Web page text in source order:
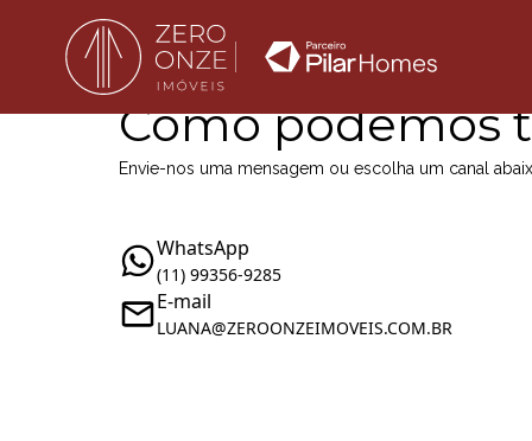
Como podemos
Envie-nos uma mensagem ou escolha um canal
WhatsApp
(11) 99356-9285
E-mail
LUANA@ZEROONZEIMOVEIS.COM.BR